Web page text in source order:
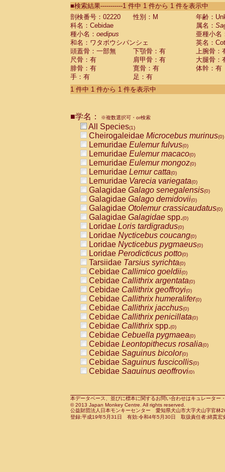
CebidaeSaguinus labiatus(0)
Cebidae Saguinus leucopus (0)
Cebidae
Cebidae
CebidaeSaguinus nigricollis (0)
Cebidae Saguinus oedipus
Cebidae Saguinus weddelli
Cebidae Saguinusspp.
Cebidae Aotus trivirgatus
Cebidae Cebus albifrons
CebidaeCebus nigrivittatus
CebidaeCebus
CebidaeSaimiri boliviensis(0)
CebidaeSaimiri sciureus(0)
AtelidaeAlouatta caraya(0)
AtelidaeAlouatta fusca(0)
AtelidaeAlouatta seniculus
AtelidaeAlouattaspp.(0)
AtelidaeAteles belzebuth(0)
AtelidaeAteles geoffroyi(0)
AtelidaeAteles paniscus(0)
AtelidaeAtelesspp.(0)
Atelidae Lagothrix lagothricha
AtelidaeLagothrix lagothricha cana
PitheciidaeCacajao calvus
PitheciidaeCallicebus cupreus
PitheciidaeCallicebus donacophilus
PitheciidaeCallicebus moloch
PitheciidaeCallicebus torquatus
PitheciidaeCallicebusspp.(0)
PitheciidaeChiropotes satanas(0)
PitheciidaePithecia monachus
PitheciidaePithecia pithecia(0)
CercopithecidaeCercocebus agilis
CercopithecidaeCercocebus
CercopithecidaeCercocebus
CercopithecidaeCercocebus
CercopithecidaeCercocebus
CercopithecidaeCercocebushybrid
CercopithecidaePapio anubis(0)
CercopithecidaePapio cynocephalus
CercopithecidaePapio hamadryas(0)
■検索結果-----------1 件中 1 件から 1 件を表示中
剖検番号：02220
性別：M
年齢：
科名：Cebidae
属名：
種小名： oedipus
亜種小名
和名：ワタボウシパンシェ
英名：
頭蓋骨：一部無
下顎骨：有
上腕骨：
尺骨：有
肩甲骨：有
大腿骨：
腓骨：有
寛骨：有
体幹：有
手：有
足：有
1 件中 1 件から 1 件を表示中
■学名： ※複数選択可・or検索
All Species(1)
Cheirogaleidae Microcebus murinus(0)
Lemuridae Eulemur fulvus(0)
Lemuridae Eulemur macaco(0)
Lemuridae Eulemur mongoz(0)
Lemuridae Lemur catta(0)
Lemuridae Varecia variegata(0)
Galagidae Galago senegalensis(0)
Galagidae Galago demidovii(0)
Galagidae Otolemur crassicaudatus(0)
Galagidae Galagidae spp.(0)
Loridae Loris tardigradus(0)
Loridae Nycticebus coucang(0)
Loridae Nycticebus pygmaeus(0)
Loridae Perodicticus potto(0)
Tarsiidae Tarsius syrichta(0)
Cebidae Callimico goeldii(0)
Cebidae Callithrix argentata(0)
Cebidae Callithrix geoffroyi(0)
Cebidae Callithrix humeralifer(0)
Cebidae Callithrix jacchus(0)
Cebidae Callithrix penicillata(0)
Cebidae Callithrixspp.(0)
Cebidae Cebuella pygmaea(0)
Cebidae Leontopithecus rosalia(0)
Cebidae Saguinus bicolor(0)
Cebidae Saguinus fuscicollis(0)
Cebidae Saguinus geoffroyi(0)
CebidaeSaguinus leucopus(0)
CebidaeSaguinus midas(0)
Cebidae Saguinus mystax(0)
本データベース、並びに標本に関するお問い合わせはキュレータ
© 2013 Japan Monkey Centre. All rights reserved.
公益財団法人日本モンキーセンター 愛知県犬山市大字犬山字官
登録:平成19年5月31日 有効:令和4年5月30日 取扱責任者:綿貫宏